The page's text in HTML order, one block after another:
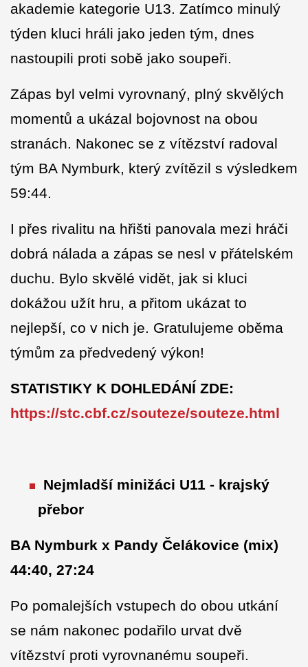
akademie kategorie U13. Zatímco minulý
týden kluci hráli jako jeden tým, dnes
nastoupili proti sobě jako soupeři.
Zápas byl velmi vyrovnaný, plný skvělých
momentů a ukázal bojovnost na obou
stranách. Nakonec se z vítězství radoval
tým BA Nymburk, který zvítězil s výsledkem
59:44.
I přes rivalitu na hřišti panovala mezi hráči
dobrá nálada a zápas se nesl v přátelském
duchu. Bylo skvělé vidět, jak si kluci
dokážou užít hru, a přitom ukázat to
nejlepší, co v nich je. Gratulujeme oběma
týmům za předvedený výkon!
STATISTIKY K DOHLEDÁNÍ ZDE:
https://stc.cbf.cz/souteze/souteze.html
Nejmladší minižáci U11 - krajský
přebor
BA Nymburk x Pandy Čelákovice (mix)
44:40, 27:24
Po pomalejších vstupech do obou utkání
se nám nakonec podařilo urvat dvě
vítězství proti vyrovnanému soupeři.